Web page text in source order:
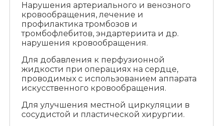
Нарушения артериального и венозного
кровообращения, лечение и
профилактика тромбозов и
тромбофлебитов, эндартериита и др.
нарушения кровообращения.
Для добавления к перфузионной
жидкости при операциях на сердце,
проводимых с использованием аппарата
искусственного кровообращения.
Для улучшения местной циркуляции в
сосудистой и пластической хирургии.